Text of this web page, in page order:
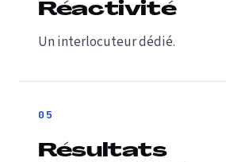
Réactivité
Un interlocuteur dédié.
05
Résultats